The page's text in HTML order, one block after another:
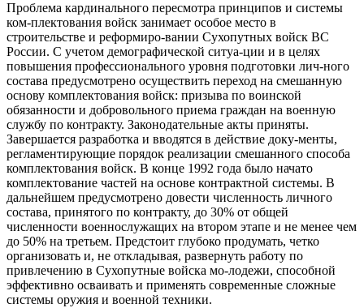
Проблема кардинального пересмотра принципов и системы
ком-плектования войск занимает особое место в
строительстве и реформиро-вании Сухопутных войск ВС
России. С учетом демографической ситуа-ции и в целях
повышения профессионального уровня подготовки лич-ного
состава предусмотрено осуществить переход на смешанную
основу комплектования войск: призыва по воинской
обязанности и добровольного приема граждан на военную
службу по контракту. Законодательные акты приняты.
Завершается разработка и вводятся в действие доку-менты,
регламентирующие порядок реализации смешанного способа
комплектования войск. В конце 1992 года было начато
комплектование частей на основе контрактной системы. В
дальнейшем предусмотрено довести численность личного
состава, принятого по контракту, до 30% от общей
численности военнослужащих на втором этапе и не менее чем
до 50% на третьем. Предстоит глубоко продумать, четко
организовать и, не откладывая, развернуть работу по
привлечению в Сухопутные войска мо-лодежи, способной
эффективно осваивать и применять современные сложные
системы оружия и военной техники.